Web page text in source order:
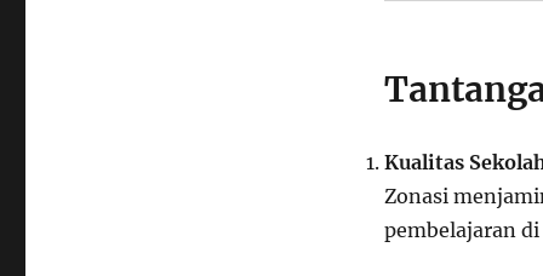
Kualitas
Zonasi
pembelajaran